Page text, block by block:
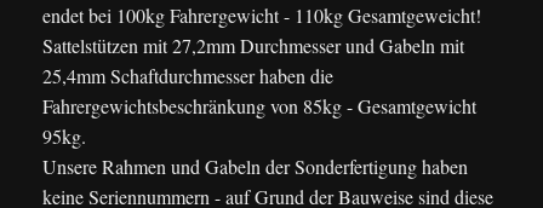
endet bei 100kg Fahrergewicht - 110kg Gesamtgeweicht!
Sattelstützen mit 27,2mm Durchmesser und Gabeln mit
25,4mm Schaftdurchmesser haben die
Fahrergewichtsbeschränkung von 85kg - Gesamtgewicht
95kg.
Unsere Rahmen und Gabeln der Sonderfertigung haben
keine Seriennummern - auf Grund der Bauweise sind diese